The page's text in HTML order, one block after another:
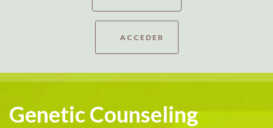
ACCEDER
Genetic Counseling